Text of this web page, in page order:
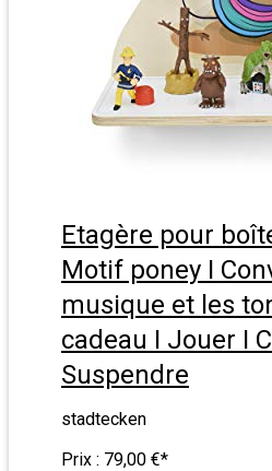
Etagère pour
Motif poney I
musique et les
cadeau I Jouer I
Suspendre
stadtecken
Prix : 79,00 €*